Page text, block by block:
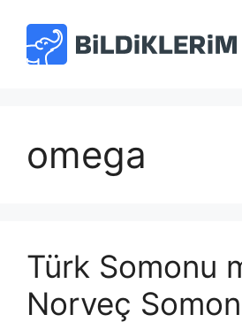
omega
Türk Somonu
Norveç